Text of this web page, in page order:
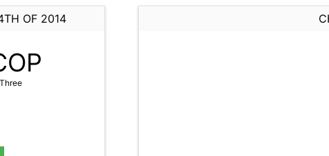
OF 2014